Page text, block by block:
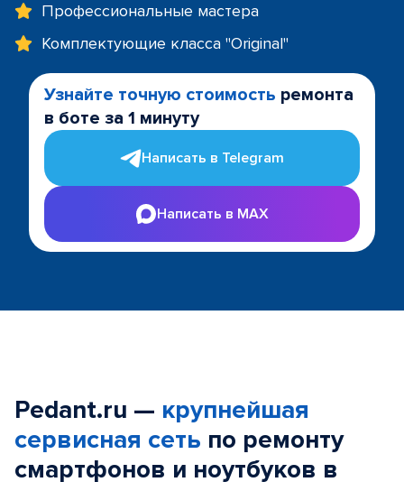
Профессиональные мастера
Комплектующие класса "Original"
Узнайте точную стоимость ремонта
в боте за 1 минуту
Написать в Telegram
Написать в MAX
Pedant.ru — крупнейшая
сервисная сеть по ремонту
смартфонов и ноутбуков в